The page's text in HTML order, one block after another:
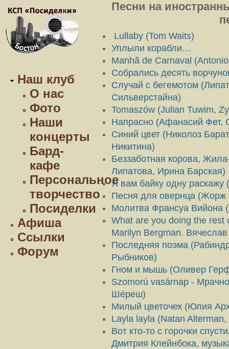
Наш клуб
О нас
Фото
Наши
концерты
Бард-
кафе
Персональное
творчество
Посиделки
Афиша
Ссылки
Форум
Песни на
Lullaby (Tom Waits)
Уплыли корабли…
Manhã de Carnaval
Собрались десять
Случай с бегемотом
Сильверстайна)
Tomaszów (Julian Tuwim,
Напрасно (Афанасий Фет,
Синий цвет (Николоз
Никитина)
Беззаботная корова,
Липатова, Ирина Барская)
Я вам байку одну раскажу
Песня для овернца (Жорж
Молитва Франсуа Вийона
What are you doing the rest
Marilyn Bergman.
Последняя поэма
Рыбников)
Гном и мышь (Оливер
Szomorú vasárnap -
Ше́реш)
Милый цветочек (Юлия
Layla layla (Natan
Вот кто-то с горочки
Дмитрия Клейнбока,